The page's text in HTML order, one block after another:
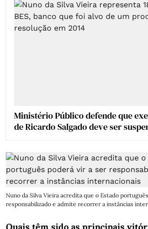
Ministério Público defende que
de Ricardo Salgado deve ser
Nuno da Silva Vieira acredita que o Estado
responsabilizado e admite recorrer a instâncias
Quais têm sido as principais